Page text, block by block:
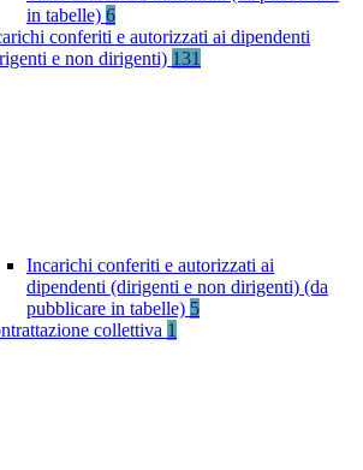
in tabelle) 6
conferiti e autorizzati ai dipendenti
e non dirigenti) 131
Incarichi conferiti e autorizzati ai
dipendenti (dirigenti e non dirigenti) (da
pubblicare in tabelle) 5
collettiva 1